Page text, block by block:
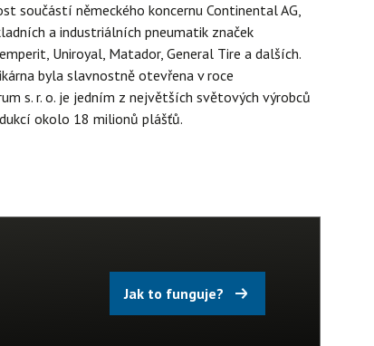
součástí německého koncernu Continental AG,
a industriálních pneumatik značek
Uniroyal, Matador, General Tire a dalších.
byla slavnostně otevřena v roce
s. r. o. je jedním z největších světových výrobců
okolo 18 milionů plášťů.
Jak to funguje?